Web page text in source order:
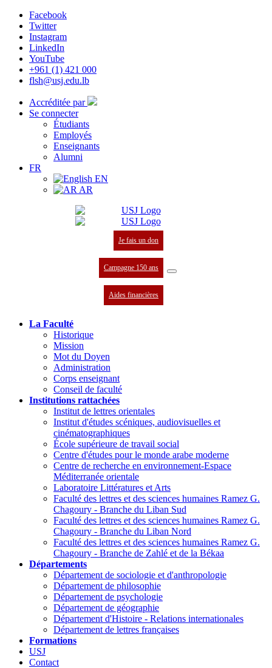
Facebook
Twitter
Instagram
LinkedIn
YouTube
+961 (1) 421 000
flsh@usj.edu.lb
Accréditée par
Se connecter
Étudiants
Employés
Enseignants
Alumni
FR
EN
AR
Je fais un don
Campagne 150 ans
Aides financières
La Faculté
Historique
Mission
Mot du Doyen
Administration
Corps enseignant
Conseil de faculté
Institutions rattachées
Institut de lettres orientales
Institut d'études scéniques, audiovisuelles et
cinématographiques
École supérieure de travail social
Centre d'études pour le monde arabe moderne
Centre de recherche en environnement-Espace
Méditerranée orientale
Laboratoire Littératures et Arts
Faculté des lettres et des sciences humaines Ramez G.
Chagoury - Branche du Liban Sud
Faculté des lettres et des sciences humaines Ramez G.
Chagoury - Branche du Liban Nord
Faculté des lettres et des sciences humaines Ramez G.
Chagoury - Branche de Zahlé et de la Békaa
Départements
Département de sociologie et d'anthropologie
Département de philosophie
Département de psychologie
Département de géographie
Département d'Histoire - Relations internationales
Département de lettres françaises
Formations
USJ
Contact